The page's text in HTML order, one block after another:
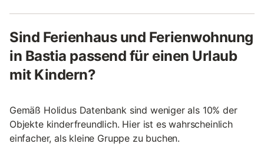
Sind Ferienhaus und Ferienwohnung
in Bastia passend für einen Urlaub
mit Kindern?
Gemäß Holidus Datenbank sind weniger als 10% der
Objekte kinderfreundlich. Hier ist es wahrscheinlich
einfacher, als kleine Gruppe zu buchen.